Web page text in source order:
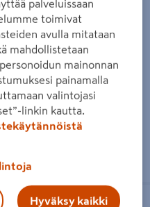
Tiili Wienerberger NRT75
punainen sileä 270x130x75
2€/kpl
2 €/ kpl
Lue lisää
NKH 270x130x75 Kahi
palveluissaan
toimivat
avulla mitataan
mahdollistetaan
mainonnan
painamalla
valintojasi
linkin kautta.
Hyväksy kaikki